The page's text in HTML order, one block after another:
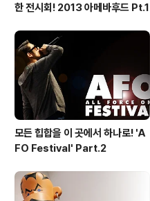
한 전시회! 2013 아메바후드 Pt.1
모든 힙합을 이 곳에서 하나로! 'A
FO Festival' Part.2